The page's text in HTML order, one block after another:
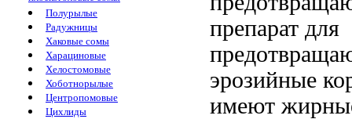
Полурылые
Радужницы
Хаковые сомы
Харациновые
Хелостомовые
Хоботнорылые
Центропомовые
Цихлиды
препарат для
эрозийные
имеют